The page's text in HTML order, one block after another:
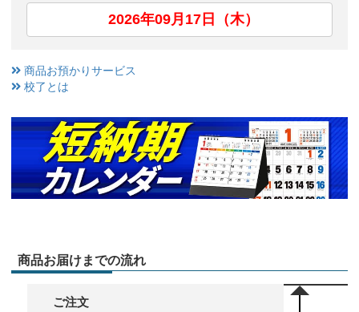
2026年09月17日（木）
商品お預かりサービス
校了とは
商品お届けまでの流れ
ご注文